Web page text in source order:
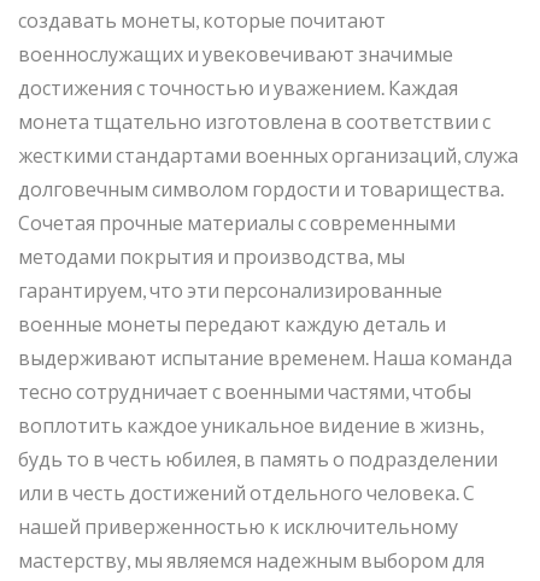
создавать монеты, которые почитают
военнослужащих и увековечивают значимые
достижения с точностью и уважением. Каждая
монета тщательно изготовлена в соответствии с
жесткими стандартами военных организаций, служа
долговечным символом гордости и товарищества.
Сочетая прочные материалы с современными
методами покрытия и производства, мы
гарантируем, что эти персонализированные
военные монеты передают каждую деталь и
выдерживают испытание временем. Наша команда
тесно сотрудничает с военными частями, чтобы
воплотить каждое уникальное видение в жизнь,
будь то в честь юбилея, в память о подразделении
или в честь достижений отдельного человека. С
нашей приверженностью к исключительному
мастерству, мы являемся надежным выбором для